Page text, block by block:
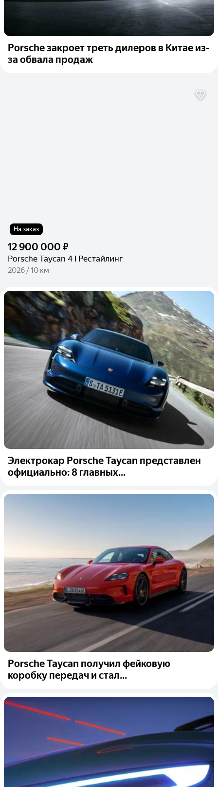
Porsche закроет треть дилеров в Китае из-
за обвала продаж
На заказ
12 900 000 ₽
Porsche Taycan 4 I Рестайлинг
2026 / 10 км
Электрокар Porsche Taycan представлен
официально: 8 главных...
Porsche Taycan получил фейковую
коробку передач и стал...